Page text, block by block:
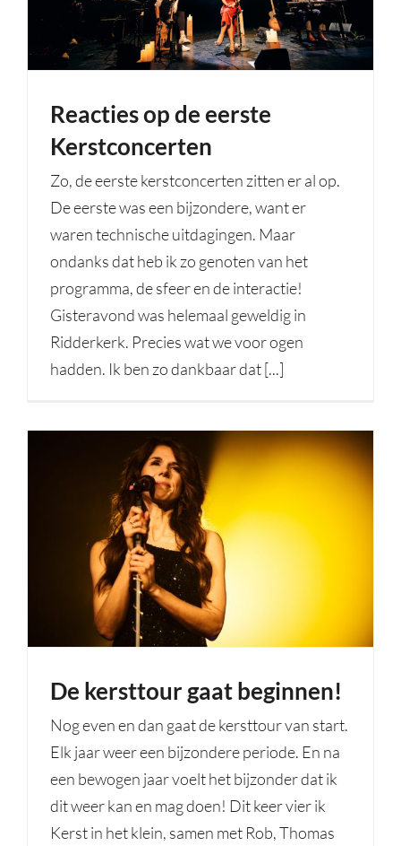
Reacties op de eerste
Kerstconcerten
Zo, de eerste kerstconcerten zitten er al op.
De eerste was een bijzondere, want er
waren technische uitdagingen. Maar
ondanks dat heb ik zo genoten van het
programma, de sfeer en de interactie!
Gisteravond was helemaal geweldig in
Ridderkerk. Precies wat we voor ogen
hadden. Ik ben zo dankbaar dat [...]
De kersttour gaat beginnen!
Nog even en dan gaat de kersttour van start.
Elk jaar weer een bijzondere periode. En na
een bewogen jaar voelt het bijzonder dat ik
dit weer kan en mag doen! Dit keer vier ik
Kerst in het klein, samen met Rob, Thomas